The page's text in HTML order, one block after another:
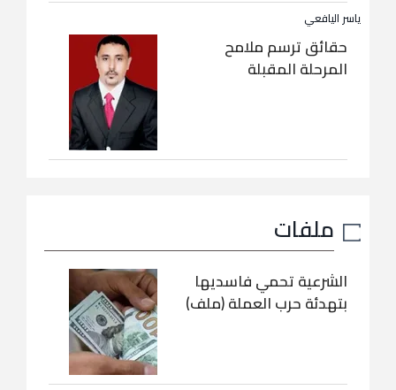
ياسر اليافعي
حقائق ترسم ملامح
المرحلة المقبلة
ملفات
الشرعية تحمي فاسديها
بتهدئة حرب العملة (ملف)